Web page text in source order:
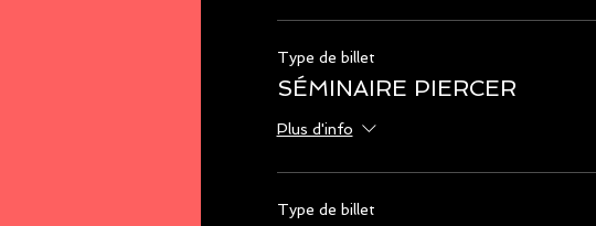
Type de billet
SÉMINAIRE PIERCER
Plus d'info
Type de billet